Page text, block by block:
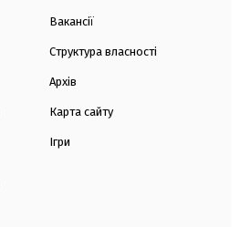
Вакансії
Структура власності
Архів
Карта сайту
Ігри